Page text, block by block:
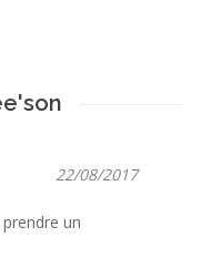
22/08/2017
un